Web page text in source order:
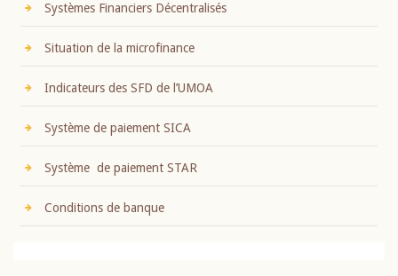
Systèmes Financiers Décentralisés
Situation de la microfinance
Indicateurs des SFD de l’UMOA
Système de paiement SICA
Système de paiement STAR
Conditions de banque